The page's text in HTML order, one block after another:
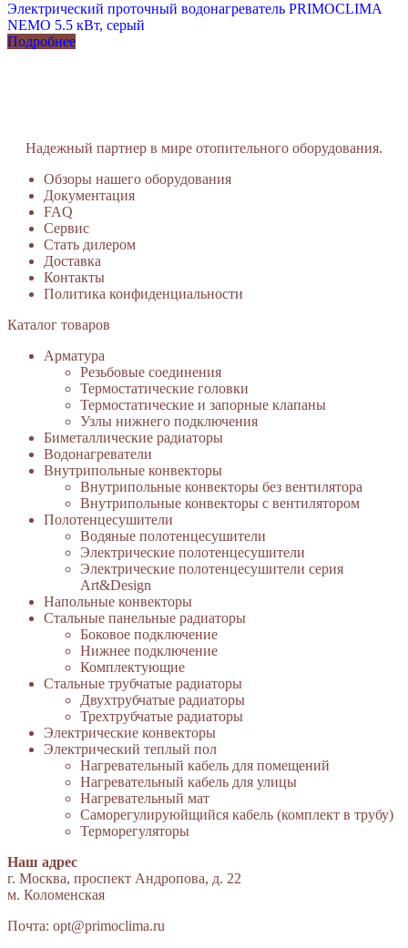
Электрический проточный водонагреватель PRIMOCLIMA
NEMO 5.5 кВт, серый
Подробнее
Надежный партнер в мире отопительного оборудования.
Обзоры нашего оборудования
Документация
FAQ
Сервис
Стать дилером
Доставка
Контакты
Политика конфиденциальности
Каталог товаров
Арматура
Резьбовые соединения
Термостатические головки
Термостатические и запорные клапаны
Узлы нижнего подключения
Биметаллические радиаторы
Водонагреватели
Внутрипольные конвекторы
Внутрипольные конвекторы без вентилятора
Внутрипольные конвекторы с вентилятором
Полотенцесушители
Водяные полотенцесушители
Электрические полотенцесушители
Электрические полотенцесушители серия
Art&Design
Напольные конвекторы
Стальные панельные радиаторы
Боковое подключение
Нижнее подключение
Комплектующие
Стальные трубчатые радиаторы
Двухтрубчатые радиаторы
Трехтрубчатые радиаторы
Электрические конвекторы
Электрический теплый пол
Нагревательный кабель для помещений
Нагревательный кабель для улицы
Нагревательный мат
Cаморегулируюйщийся кабель (комплект в трубу)
Терморегуляторы
Наш адрес
г. Москва, проспект Андропова, д. 22
м. Коломенская
Почта: opt@primoclima.ru